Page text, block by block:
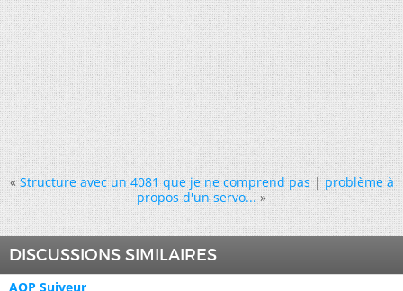
« Structure avec un 4081 que je ne comprend pas|problème à
propos d'un servo... »
DISCUSSIONS SIMILAIRES
AOP Suiveur